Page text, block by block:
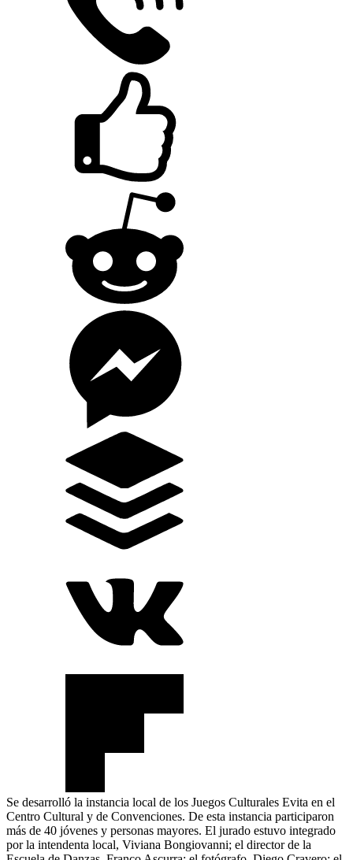
Se desarrolló la instancia local de los Juegos Culturales Evita en el
Centro Cultural y de Convenciones. De esta instancia participaron
más de 40 jóvenes y personas mayores. El jurado estuvo integrado
por la intendenta local, Viviana Bongiovanni; el director de la